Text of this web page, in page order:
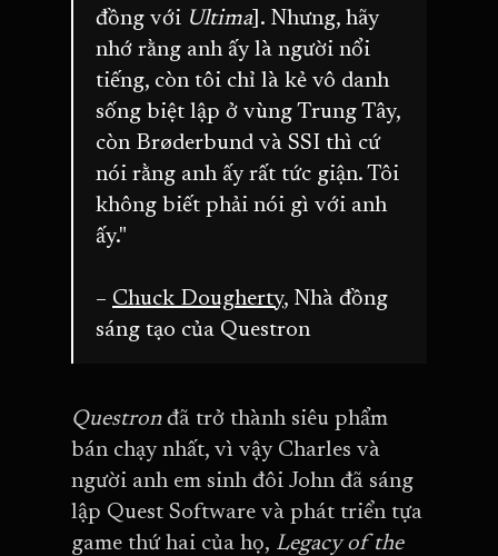
đồng với Ultima]. Nhưng, hãy
nhớ rằng anh ấy là người nổi
tiếng, còn tôi chỉ là kẻ vô danh
sống biệt lập ở vùng Trung Tây,
còn Brøderbund và SSI thì cứ
nói rằng anh ấy rất tức giận. Tôi
không biết phải nói gì với anh
ấy."
– Chuck Dougherty, Nhà đồng
sáng tạo của Questron
Questron đã trở thành siêu phẩm
bán chạy nhất, vì vậy Charles và
người anh em sinh đôi John đã sáng
lập Quest Software và phát triển tựa
game thứ hai của họ, Legacy of the